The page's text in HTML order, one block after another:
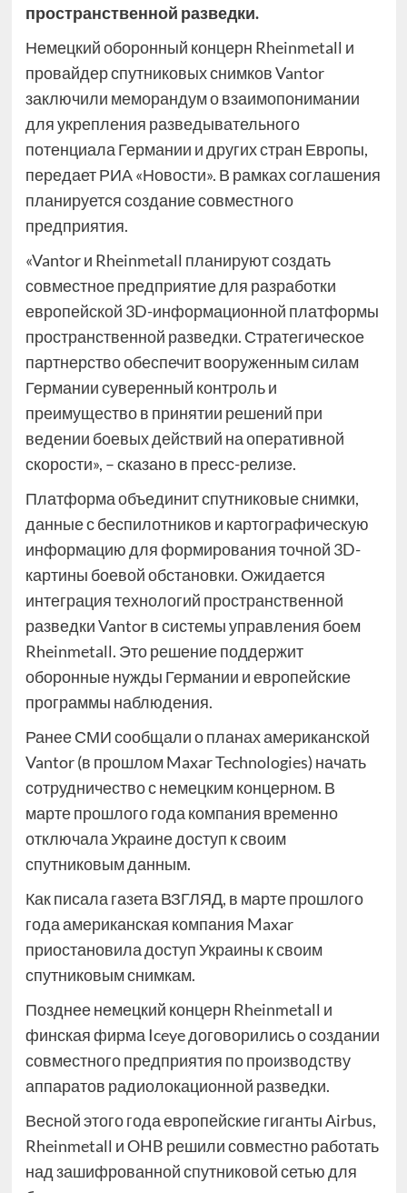
пространственной разведки.
Немецкий оборонный концерн Rheinmetall и
провайдер спутниковых снимков Vantor
заключили меморандум о взаимопонимании
для укрепления разведывательного
потенциала Германии и других стран Европы,
передает РИА «Новости». В рамках соглашения
планируется создание совместного
предприятия.
«Vantor и Rheinmetall планируют создать
совместное предприятие для разработки
европейской 3D-информационной платформы
пространственной разведки. Стратегическое
партнерство обеспечит вооруженным силам
Германии суверенный контроль и
преимущество в принятии решений при
ведении боевых действий на оперативной
скорости», – сказано в пресс-релизе.
Платформа объединит спутниковые снимки,
данные с беспилотников и картографическую
информацию для формирования точной 3D-
картины боевой обстановки. Ожидается
интеграция технологий пространственной
разведки Vantor в системы управления боем
Rheinmetall. Это решение поддержит
оборонные нужды Германии и европейские
программы наблюдения.
Ранее СМИ сообщали о планах американской
Vantor (в прошлом Maxar Technologies) начать
сотрудничество с немецким концерном. В
марте прошлого года компания временно
отключала Украине доступ к своим
спутниковым данным.
Как писала газета ВЗГЛЯД, в марте прошлого
года американская компания Maxar
приостановила доступ Украины к своим
спутниковым снимкам.
Позднее немецкий концерн Rheinmetall и
финская фирма Iceye договорились о создании
совместного предприятия по производству
аппаратов радиолокационной разведки.
Весной этого года европейские гиганты Airbus,
Rheinmetall и OHB решили совместно работать
над зашифрованной спутниковой сетью для